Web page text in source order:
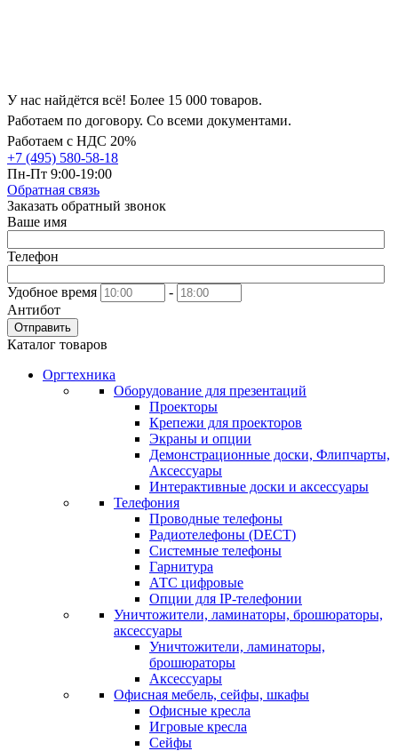
У нас найдётся всё! Более 15 000 товаров.
Работаем по договору. Со всеми документами.
Работаем с НДС 20%
+7 (495) 580-58-18
Пн-Пт 9:00-19:00
Обратная связь
Заказать обратный звонок
Ваше имя
Телефон
Удобное время
-
Антибот
Отправить
Каталог товаров
Оргтехника
Оборудование для презентаций
Проекторы
Крепежи для проекторов
Экраны и опции
Демонстрационные доски, Флипчарты,
Аксессуары
Интерактивные доски и аксессуары
Телефония
Проводные телефоны
Радиотелефоны (DECT)
Системные телефоны
Гарнитура
АТС цифровые
Опции для IP-телефонии
Уничтожители, ламинаторы, брошюраторы,
аксессуары
Уничтожители, ламинаторы,
брошюраторы
Аксессуары
Офисная мебель, сейфы, шкафы
Офисные кресла
Игровые кресла
Сейфы